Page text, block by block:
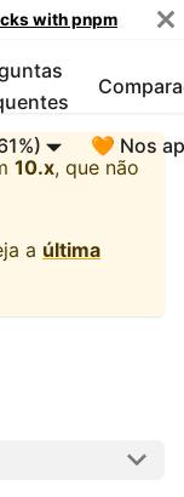
with pnpm
🧡 Nos
10.x, que não
a última